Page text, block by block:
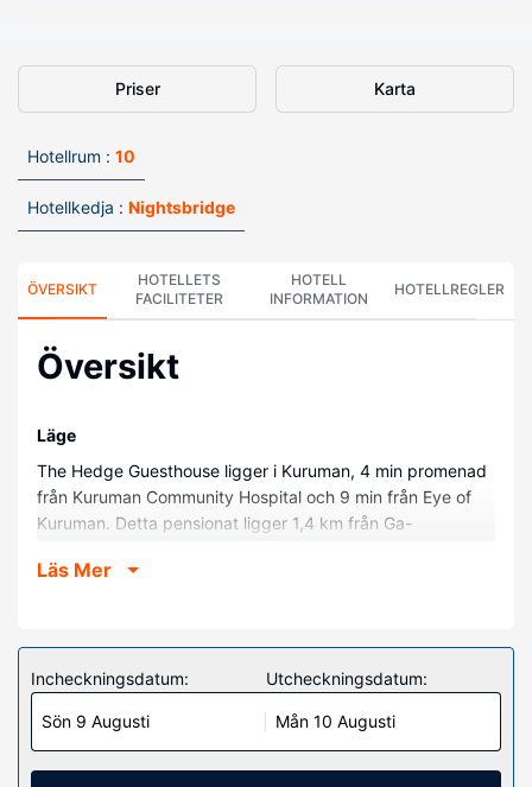
Priser Karta
Hotellrum : 10
Hotellkedja : Nightsbridge
ÖVERSIKT
HOTELLETS
FACILITETER
HOTELL
INFORMATION
HOTELLREGLER
Översikt
Läge
The Hedge Guesthouse ligger i Kuruman, 4 min promenad
från Kuruman Community Hospital och 9 min från Eye of
Kuruman. Detta pensionat ligger 1,4 km från Ga-
Local Municipality.
Känn dig som hemma i ett av de 10 luftkonditionerade
rummen. Gratis wi-fi gör att du kan hålla dig uppkopplad,
och digital-tv erbjuder underhållning. På rummet finns
skrivbord och kaffe- och tebryggare.
Läs Mer
Incheckningsdatum:
Sön 9 Augusti
Utcheckningsdatum:
Mån 10 Augusti